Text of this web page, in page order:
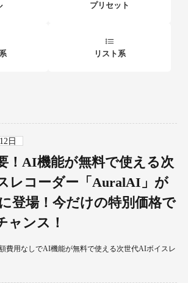
プリセット
リスト系
日
！AI機能が無料で使える次
レコーダー「AuralAI」が
登場！今だけの特別価格で
ャンス！
費用なしでAI機能が無料で使える次世代AIボイスレ